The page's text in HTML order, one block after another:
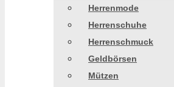
Herrenmode
Herrenschuhe
Herrenschmuck
Geldbörsen
Mützen